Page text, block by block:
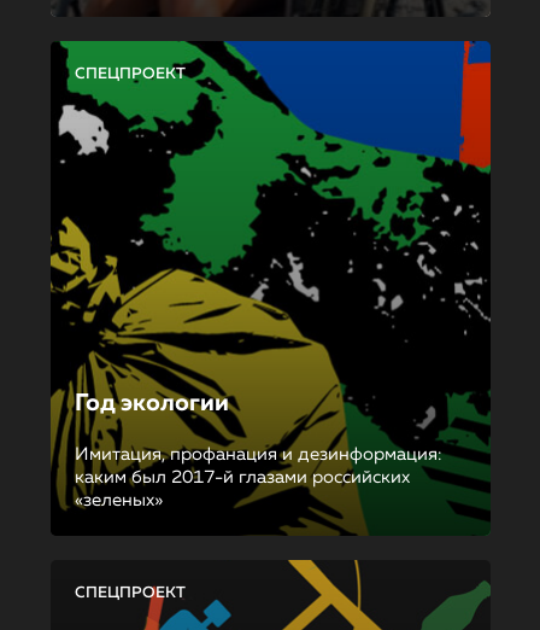
СПЕЦПРОЕКТ
Год экологии
Имитация, профанация и дезинформация:
каким был 2017-й глазами российских
«зеленых»
СПЕЦПРОЕКТ